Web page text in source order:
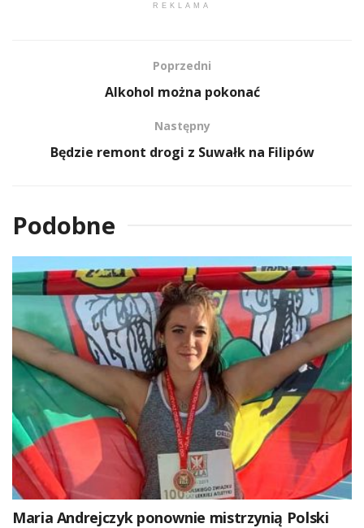
REKLAMA
Poprzedni
Alkohol można pokonać
Następny
Będzie remont drogi z Suwałk na Filipów
Podobne
Maria Andrejczyk ponownie mistrzynią Polski